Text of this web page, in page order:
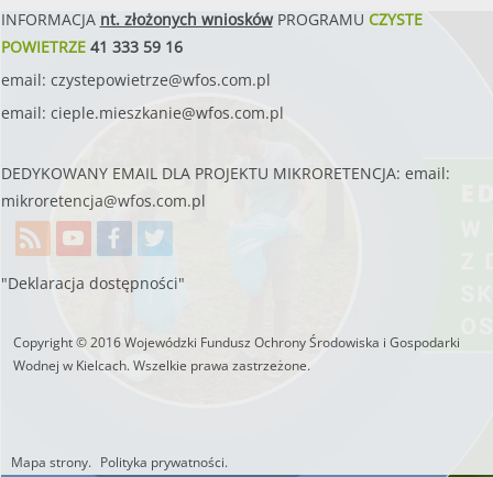
INFORMACJA nt. złożonych wnioskówPROGRAMU CZYSTE
POWIETRZE41 333 59 16
email: czystepowietrze@wfos.com.pl
email: cieple.mieszkanie@wfos.com.pl
DEDYKOWANY EMAIL DLA PROJEKTU MIKRORETENCJA: email:
mikroretencja@wfos.com.pl
"Deklaracja dostępności"
Copyright © 2016 Wojewódzki Fundusz Ochrony Środowiska i Gospodarki
Wodnej w Kielcach. Wszelkie prawa zastrzeżone.
Mapa strony. Polityka prywatności.